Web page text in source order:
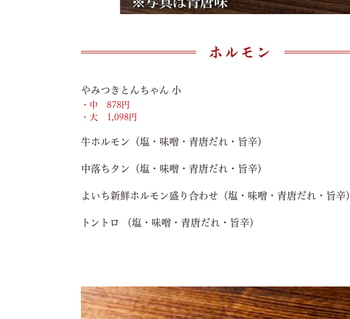
ホルモン
やみつきとんちゃん 小
・中 878円
・大 1,098円
牛ホルモン（塩・味噌・青唐だれ・旨辛）
中落ちタン（塩・味噌・青唐だれ・旨辛）
よいち新鮮ホルモン盛り合わせ （塩・味噌・青唐だれ・旨辛）
トントロ （塩・味噌・青唐だれ・旨辛）